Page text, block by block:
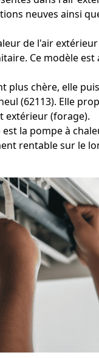
neuves ainsi
de l'air
Ce modèle
plus chère, elle
(62113). Elle
extérieur (forage).
la pompe à
rentable sur le